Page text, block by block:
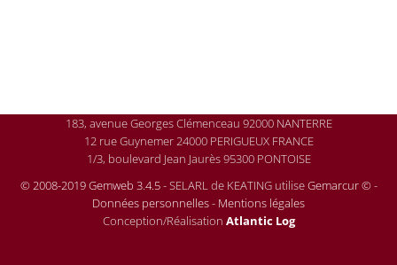
183, avenue Georges Clémenceau 92000 NANTERRE
12 rue Guynemer 24000 PERIGUEUX FRANCE
1/3, boulevard Jean Jaurès 95300 PONTOISE
© 2008-2019 Gemweb 3.4.5- SELARL de KEATING utiliseGemarcur ©-
Données personnelles- Mentions légales
Conception/Réalisation Atlantic Log